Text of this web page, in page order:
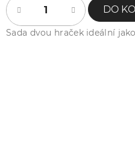
DO
Sada dvou hraček ideální